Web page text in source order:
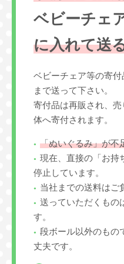
ベビーチェ
に入れて送
ベビーチェア等の寄
まで送って下さい。
寄付品は再販され、
体へ寄付されます。
「ぬいぐるみ」が不
現在、直接の「お持
停止しています。
当社までの送料はご
送っていただくもの
す。
段ボール以外のもの
丈夫です。